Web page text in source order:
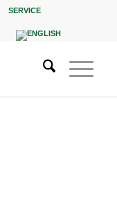
SERVICE